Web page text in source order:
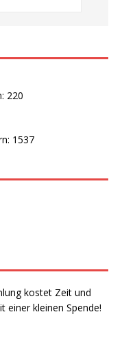
220
1537
kostet Zeit und
einer kleinen Spende!